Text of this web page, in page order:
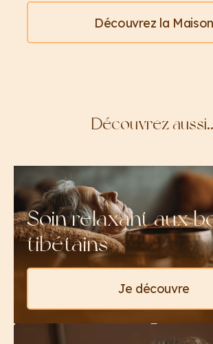
Découvrez la Maison
Découvrez
Soin relaxant aux
tibétains
Je découvre